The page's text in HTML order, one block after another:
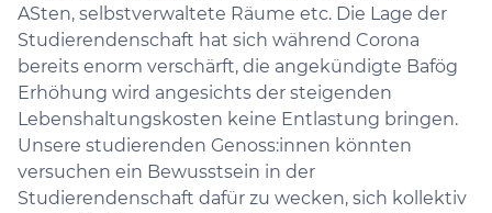
ASten, selbstverwaltete Räume etc. Die Lage der
Studierendenschaft hat sich während Corona
bereits enorm verschärft, die angekündigte Bafög
Erhöhung wird angesichts der steigenden
Lebenshaltungskosten keine Entlastung bringen.
Unsere studierenden Genoss:innen könnten
versuchen ein Bewusstsein in der
Studierendenschaft dafür zu wecken, sich kollektiv